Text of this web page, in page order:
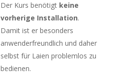
Der Kurs benötigt keine
vorherige Installation.
Damit ist er besonders
anwenderfreundlich und daher
selbst für Laien problemlos zu
bedienen.